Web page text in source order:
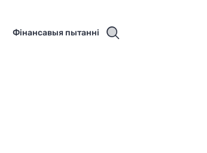
Фінансавыя пытанні